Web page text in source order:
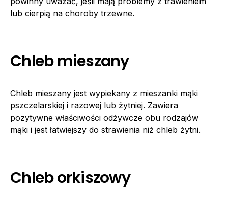
lub cierpią na choroby trzewne.
Chleb mieszany
Chleb mieszany jest wypiekany z mieszanki mąki
pszczelarskiej i razowej lub żytniej. Zawiera
pozytywne właściwości odżywcze obu rodzajów
mąki i jest łatwiejszy do strawienia niż chleb żytni.
Chleb orkiszowy